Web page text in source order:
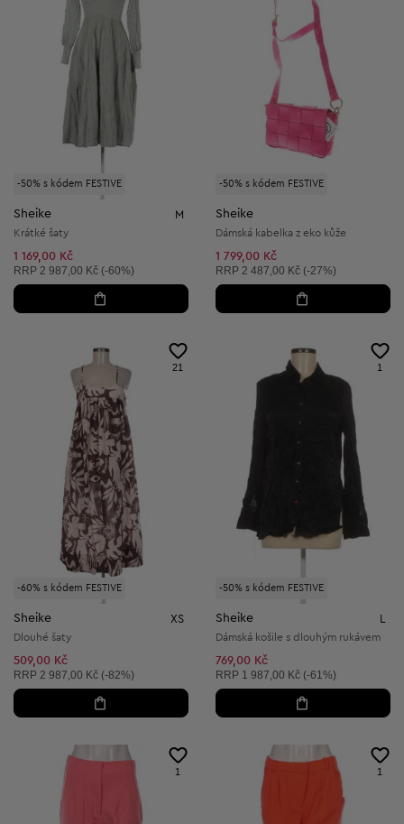
-50% s kódem FESTIVE
Sheike M
Krátké šaty
1 169,00 Kč
Doporučená cena:
RRP 2 987,00 Kč (-60%)
-50% s kódem FESTIVE
Sheike
Dámská kabelka z eko kůže
1 799,00 Kč
Doporučená cena:
RRP 2 487,00 Kč (-27%)
-60% s kódem FESTIVE
21
Sheike XS
Dlouhé šaty
509,00 Kč
Doporučená cena:
RRP 2 987,00 Kč (-82%)
-50% s kódem FESTIVE
1
Sheike L
Dámská košile s dlouhým rukávem
769,00 Kč
Doporučená cena:
RRP 1 987,00 Kč (-61%)
1 1